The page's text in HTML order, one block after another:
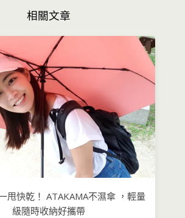
相關文章
甩快乾！ ATAKAMA不濕傘 ，輕量
級隨時收納好攜帶